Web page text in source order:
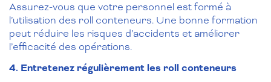
Assurez-vous que votre personnel est formé à
l’utilisation des roll conteneurs. Une bonne formation
peut réduire les risques d’accidents et améliorer
l’efficacité des opérations.
4. Entretenez régulièrement les roll conteneurs